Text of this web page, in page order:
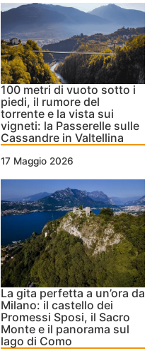
100 metri di vuoto sotto i
piedi, il rumore del
torrente e la vista sui
vigneti: la Passerelle sulle
Cassandre in Valtellina
17 Maggio 2026
La gita perfetta a un’ora da
Milano: il castello dei
Promessi Sposi, il Sacro
Monte e il panorama sul
lago di Como